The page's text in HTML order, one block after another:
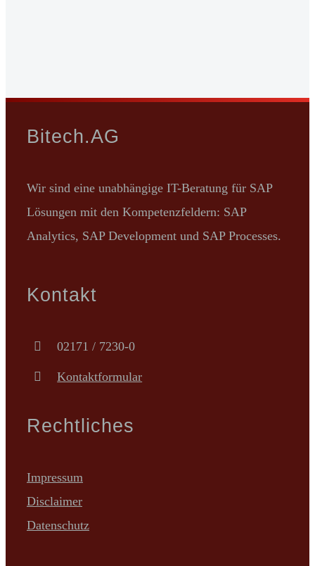
Bitech.AG
Wir sind eine unabhängige IT-Beratung für SAP
Lösungen mit den Kompetenzfeldern: SAP
Analytics, SAP Development und SAP Processes.
Kontakt
02171 / 7230-0
Kontaktformular
Rechtliches
Impressum
Disclaimer
Datenschutz